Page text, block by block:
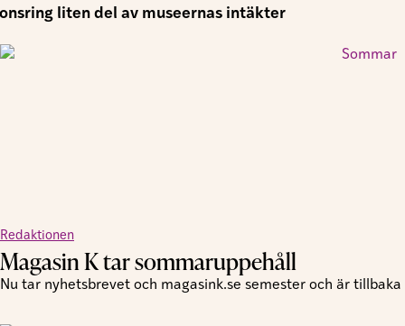
liten del av museernas intäkter
Redaktionen
Magasin K tar sommaruppehåll
Nu tar nyhetsbrevet och magasink.se semester och är